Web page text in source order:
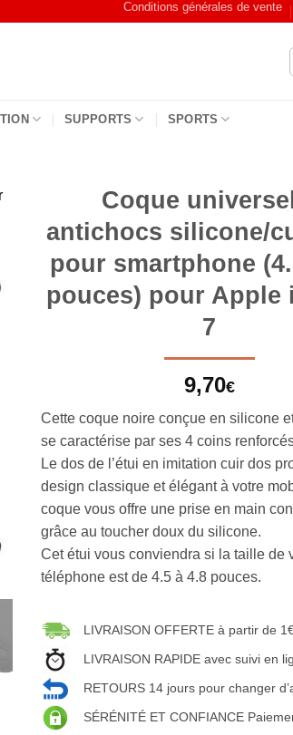
Conditions générales de vente
SUPPORTS SPORTS
Coque
antichocs silicone/
pour smartphone
pouces) pour Apple
7
9,70€
Cette coque noire conçue en silicone
se caractérise par ses 4 coins
Le dos de l’étui en imitation cuir dos
design classique et élégant à votre
coque vous offre une prise en main
grâce au toucher doux du silicone.
Cet étui vous conviendra si la taille de
téléphone est de 4.5 à 4.8 pouces.
LIVRAISON OFFERTE à partir de
LIVRAISON RAPIDE avec suivi en
RETOURS 14 jours pour changer
SÉRÉNITÉ ET CONFIANCE